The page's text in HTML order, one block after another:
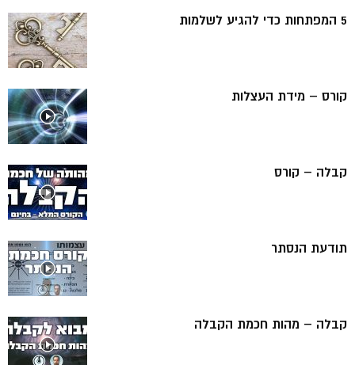
5 המפתחות כדי להגיע לשלמות
קורס – מידת העצלות
קבלה – קורס
תודעת הנסתר
קבלה – מהות חכמת הקבלה